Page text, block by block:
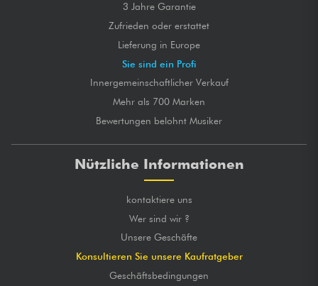
3 Jahre Garantie
Zufrieden oder erstattet
Lieferung in Europe
Sie sind ein Profi
Innergemeinschaftlicher Verkauf
Mehr als 700 Marken
Bewertungen belohnt Musiker
Nützliche Informationen
kontaktiere uns
Wer sind wir ?
Unsere Geschäfte
Konsultieren Sie unsere Kaufratgeber
Geschäftsbedingungen